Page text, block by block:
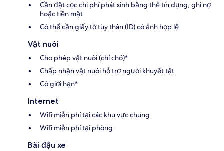
Cần đặt cọc chi phí phát sinh bằng thẻ tín dụng, ghi nợ
hoặc tiền mặt
Có thể cần giấy tờ tùy thân (ID) có ảnh hợp lệ
Vật nuôi
Cho phép vật nuôi (chỉ chó)*
Chấp nhận vật nuôi hỗ trợ người khuyết tật
Có giới hạn*
Internet
Wifi miễn phí tại các khu vực chung
Wifi miễn phí tại phòng
Bãi đậu xe